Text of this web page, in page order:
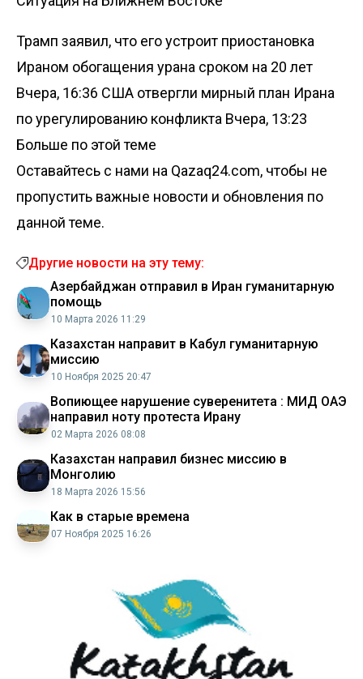
Трамп заявил, что его устроит приостановка
Ираном обогащения урана сроком на 20 лет
Вчера, 16:36 США отвергли мирный план Ирана
по урегулированию конфликта Вчера, 13:23
Больше по этой теме
Оставайтесь с нами на Qazaq24.com, чтобы не
пропустить важные новости и обновления по
данной теме.
Другие новости на эту тему:
Азербайджан отправил в Иран гуманитарную
помощь
10 Марта 2026 11:29
Казахстан направит в Кабул гуманитарную
миссию
10 Ноября 2025 20:47
Вопиющее нарушение суверенитета : МИД ОАЭ
направил ноту протеста Ирану
02 Марта 2026 08:08
Казахстан направил бизнес миссию в
Монголию
18 Марта 2026 15:56
Как в старые времена
07 Ноября 2025 16:26